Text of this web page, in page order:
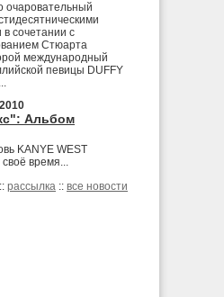
очаровательный
сочетании с
Стюарта
международный
певицы DUFFY
Альбом
KANYE WEST
время...
:: рассылка :: все новости